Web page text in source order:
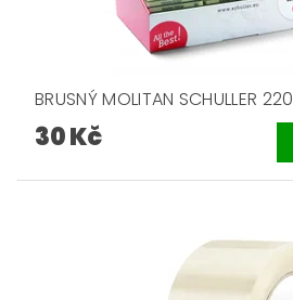
BRUSNÝ MOLITAN SCHULLER 220
30 Kč